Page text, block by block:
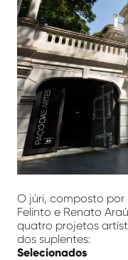
O júri, composto por
Felinto e Renato
quatro projetos
dos suplentes:
Selecionados